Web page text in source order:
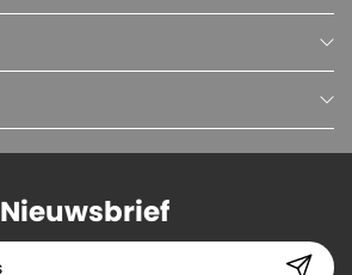
Nieuwsbrief